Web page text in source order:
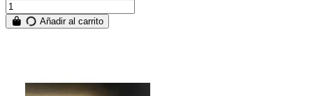
Añadir al carrito